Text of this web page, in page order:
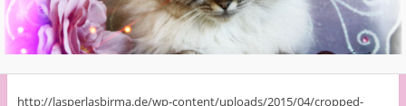
http://lasperlasbirma.de/wp-content/uploads/2015/04/cropped-